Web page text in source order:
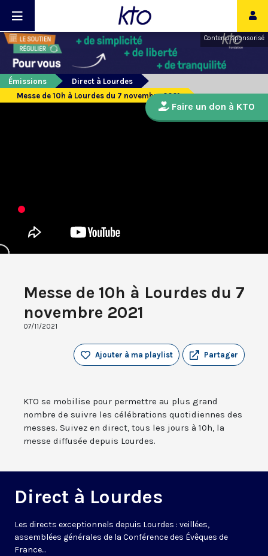
Contenu sponsorisé
Émissions
Direct à Lourdes
Messe de 10h à Lourdes du 7 novembre 2021
Messe de 10h à Lourdes du 7
novembre 2021
07/11/2021
Partager
Ajouter à ma playlist
KTO se mobilise pour permettre au plus grand
nombre de suivre les célébrations quotidiennes des
messes. Suivez en direct, tous les jours à 10h, la
messe diffusée depuis Lourdes.
Direct à Lourdes
Les directs exceptionnels depuis Lourdes : veillées,
assemblées générales de la Conférence des Évêques de
France...
Faire un don à KTO